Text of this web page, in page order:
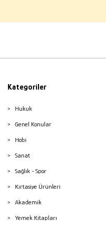
Kategoriler
Hukuk
Genel Konular
Hobi
Sanat
Sağlık - Spor
Kırtasiye Ürünleri
Akademik
Yemek Kitapları